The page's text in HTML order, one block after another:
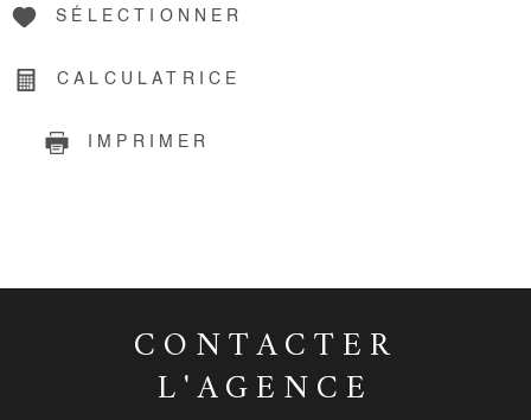
SÉLECTIONNER
CALCULATRICE
IMPRIMER
CONTACTER
L'AGENCE